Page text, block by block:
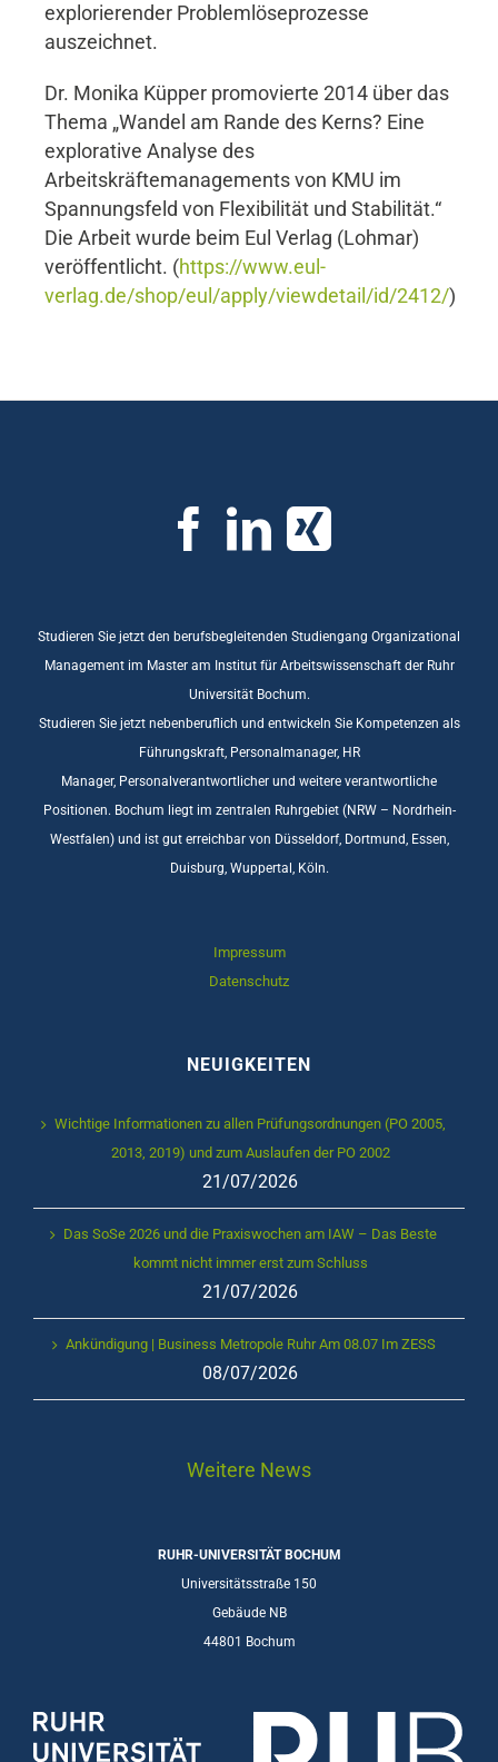
explorierender Problemlöseprozesse
auszeichnet.
Dr. Monika Küpper promovierte 2014 über das
Thema „Wandel am Rande des Kerns? Eine
explorative Analyse des
Arbeitskräftemanagements von KMU im
Spannungsfeld von Flexibilität und Stabilität.“
Die Arbeit wurde beim Eul Verlag (Lohmar)
veröffentlicht. (https://www.eul-
verlag.de/shop/eul/apply/viewdetail/id/2412/)
Studieren Sie jetzt den berufsbegleitenden Studiengang Organizational
Management im Master am Institut für Arbeitswissenschaft der Ruhr
Universität Bochum.
Studieren Sie jetzt nebenberuflich und entwickeln Sie Kompetenzen als
Führungskraft, Personalmanager, HR
Manager, Personalverantwortlicher und weitere verantwortliche
Positionen. Bochum liegt im zentralen Ruhrgebiet (NRW – Nordrhein-
Westfalen) und ist gut erreichbar von Düsseldorf, Dortmund, Essen,
Duisburg, Wuppertal, Köln.
Impressum
Datenschutz
NEUIGKEITEN
Wichtige Informationen zu allen Prüfungsordnungen (PO 2005,
2013, 2019) und zum Auslaufen der PO 2002
21/07/2026
Das SoSe 2026 und die Praxiswochen am IAW – Das Beste
kommt nicht immer erst zum Schluss
21/07/2026
Ankündigung | Business Metropole Ruhr Am 08.07 Im ZESS
08/07/2026
Weitere News
RUHR-UNIVERSITÄT BOCHUM
Universitätsstraße 150
Gebäude NB
44801 Bochum